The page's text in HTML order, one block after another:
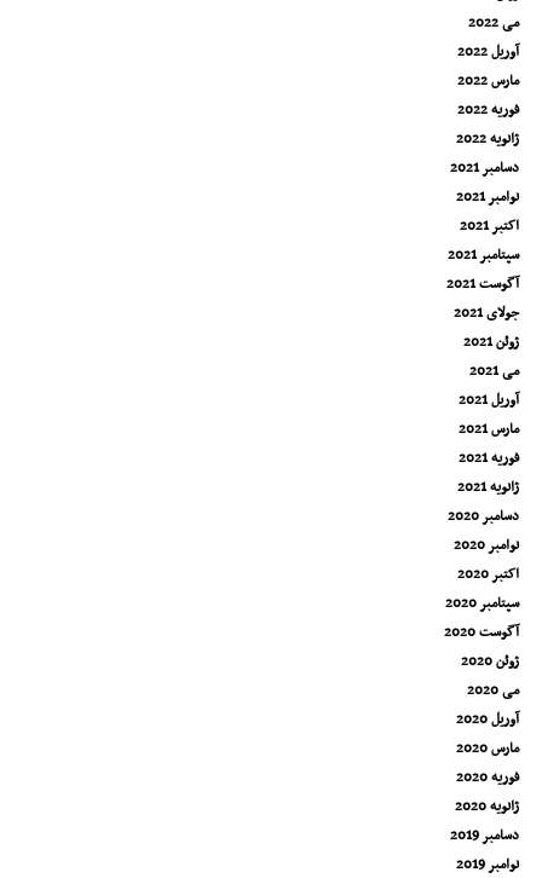
می 2022
آوریل 2022
مارس 2022
فوریه 2022
ژانویه 2022
دسامبر 2021
نوامبر 2021
اکتبر 2021
سپتامبر 2021
آگوست 2021
جولای 2021
ژوئن 2021
می 2021
آوریل 2021
مارس 2021
فوریه 2021
ژانویه 2021
دسامبر 2020
نوامبر 2020
اکتبر 2020
سپتامبر 2020
آگوست 2020
ژوئن 2020
می 2020
آوریل 2020
مارس 2020
فوریه 2020
ژانویه 2020
دسامبر 2019
نوامبر 2019